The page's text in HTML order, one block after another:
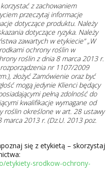
z zachowaniem
przeczytaj informacje
dotyczące produktu. Należy
dotyczące ryzyka. Należy
zawartych w etykiecie” „W
ochrony roślin w
roślin z dnia 8 marca 2013 r.
nr 1107/2009
złożyć Zamówienie oraz być
mogą jedynie Klienci będący
pełną zdolność do
kwalifikacje wymagane od
roślin określone w art. 28 ustawy
2013 r. (Dz.U. 2013 poz.
się z etykietą – skorzystaj
etykiety-srodkow-ochrony-